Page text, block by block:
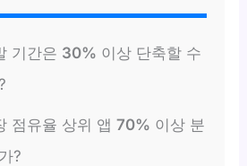
기간은 30% 이상 단축할 수
점유율 상위 앱 70% 이상 분
?